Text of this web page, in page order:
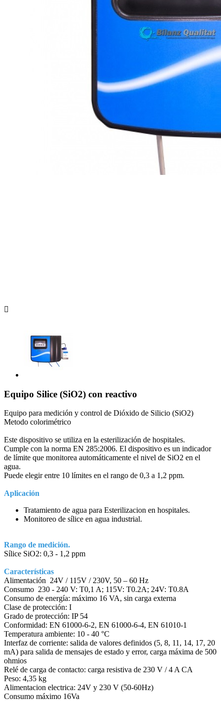

Equipo Silice (SiO2) con reactivo
Equipo para medición y control de Dióxido de Silicio (SiO2)
Metodo colorimétrico
Este dispositivo se utiliza en la esterilización de hospitales.
Cumple con la norma EN 285:2006. El dispositivo es un indicador
de límite que monitorea automáticamente el nivel de SiO2 en el
agua.
Puede elegir entre 10 límites en el rango de 0,3 a 1,2 ppm.
Aplicación
Tratamiento de agua para Esterilizacion en hospitales.
Monitoreo de sílice en agua industrial.
Rango de medición.
Sílice SiO2: 0,3 - 1,2 ppm
Características
Alimentación 24V / 115V / 230V, 50 – 60 Hz
Consumo 230 - 240 V: T0,1 A; 115V: T0.2A; 24V: T0.8A
Consumo de energía: máximo 16 VA, sin carga externa
Clase de protección: I
Grado de protección: IP 54
Conformidad: EN 61000-6-2, EN 61000-6-4, EN 61010-1
Temperatura ambiente: 10 - 40 °C
Interfaz de corriente: salida de valores definidos (5, 8, 11, 14, 17, 20
mA) para salida de mensajes de estado y error, carga máxima de 500
ohmios
Relé de carga de contacto: carga resistiva de 230 V / 4 A CA
Peso: 4,35 kg
Alimentacion electrica: 24V y 230 V (50-60Hz)
Consumo máximo 16Va